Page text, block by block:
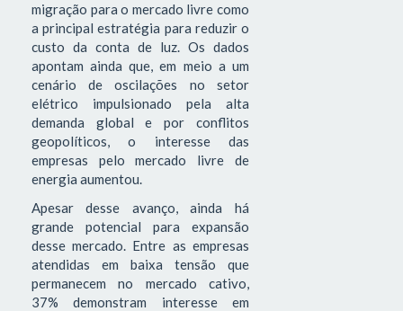
migração para o mercado livre como
a principal estratégia para reduzir o
custo da conta de luz. Os dados
apontam ainda que, em meio a um
cenário de oscilações no setor
elétrico impulsionado pela alta
demanda global e por conflitos
geopolíticos, o interesse das
empresas pelo mercado livre de
energia aumentou.
Apesar desse avanço, ainda há
grande potencial para expansão
desse mercado. Entre as empresas
atendidas em baixa tensão que
permanecem no mercado cativo,
37% demonstram interesse em